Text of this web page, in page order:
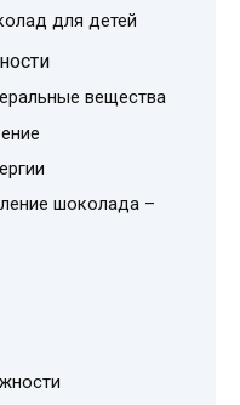
для детей
вещества
шоколада –